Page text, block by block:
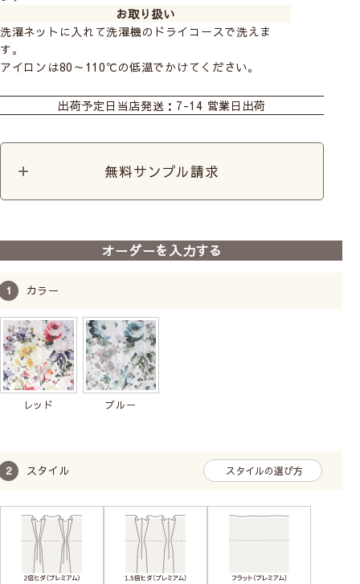
お取り扱い
洗濯ネットに入れて洗濯機のドライコースで洗えま
す。
アイロンは80～110℃の低温でかけてください。
出荷予定日 当店発送：7-14 営業日出荷
無料サンプル請求
オーダーを入力する
カラー
レッド ブルー
スタイル スタイルの選び方